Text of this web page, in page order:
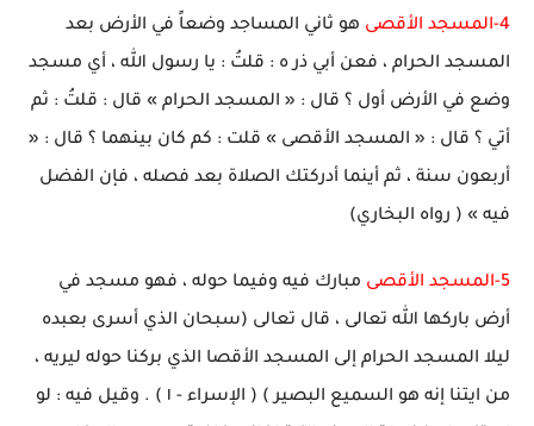
4-المسجد الأقصى
هو ثاني المساجد وضعاً في الأرض بعد
المسجد الحرام ، فعن أبي ذر ه : قلتُ : يا رسول الله ، أي مسجد
وضع في الأرض أول ؟ قال : « المسجد الحرام » قال : قلتُ : ثم
أتي ؟ قال : « المسجد الأقصى » قلت : كم كان بينهما ؟ قال : «
أربعون سنة ، ثم أينما أدركتك الصلاة بعد فصله ، فإن الفضل
فيه » ( رواه البخاري)
5-المسجد الأقصى
مبارك فيه وفيما حوله ، فهو مسجد في
أرض باركها الله تعالى ، قال تعالى (سبحان الذي أسرى بعبده
ليلا المسجد الحرام إلى المسجد الأقصا الذي بركنا حوله ليريه ،
من ايتنا إنه هو السميع البصير ) ( الإسراء - ١ ) . وقيل فيه : لو